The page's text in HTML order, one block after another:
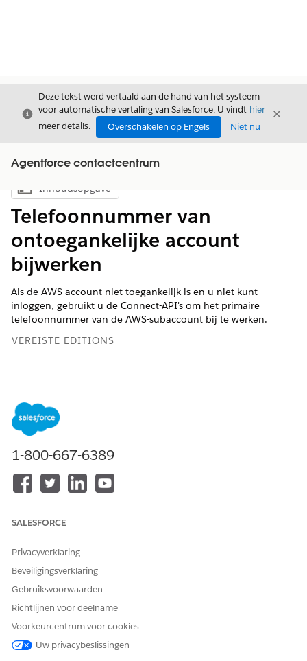
Sluiten
Deze tekst werd vertaald aan de hand van het systeem
voor automatische vertaling van Salesforce. U vindt hier
meer details.
Overschakelen op Engels Niet nu
Sluiten
Agentforce contactcentrum
Inhoudsopgave weergeven
Inhoudsopgave
Telefoonnummer van
ontoegankelijke account
bijwerken
Als de AWS-account niet toegankelijk is en u niet kunt
inloggen, gebruikt u de Connect-API's om het primaire
telefoonnummer van de AWS-subaccount bij te werken.
VEREISTE EDITIONS
OPMERKING
gekoppeld, moet bijwerken, moet u eerst het root-e-
mailadres bijwerken voordat u doorgaat met deze stappen.
BENODIGDE GEBRUIKERSMACHTIGINGEN
account opnieuw instellen:
1-800-667-6389
SALESFORCE
Privacyverklaring
Beveiligingsverklaring
Gebruiksvoorwaarden
Richtlijnen voor deelname
Voorkeurcentrum voor cookies
Uw privacybeslissingen